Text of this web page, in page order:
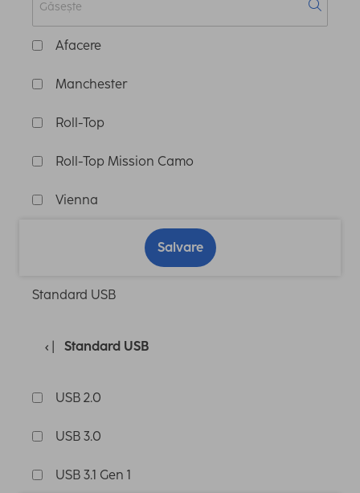
Afacere
Manchester
Roll-Top
Roll-Top Mission Camo
Vienna
Salvare
Standard USB
Standard USB
USB 2.0
USB 3.0
USB 3.1 Gen 1